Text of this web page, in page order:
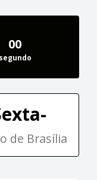
00
segundo
de Brasília